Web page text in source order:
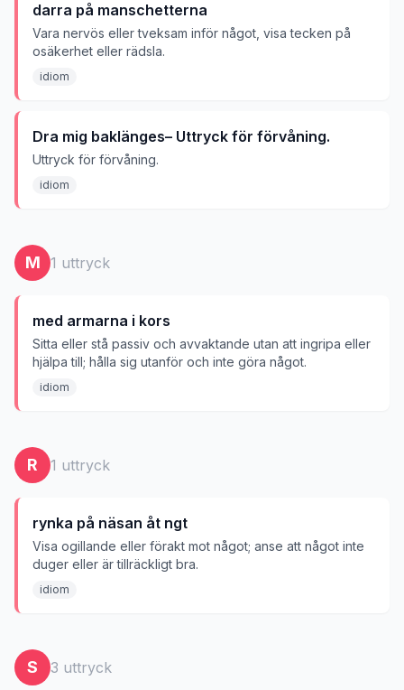
darra på manschetterna
Vara nervös eller tveksam inför något, visa tecken på
osäkerhet eller rädsla.
idiom
Dra mig baklänges– Uttryck för förvåning.
Uttryck för förvåning.
idiom
M 1 uttryck
med armarna i kors
Sitta eller stå passiv och avvaktande utan att ingripa eller
hjälpa till; hålla sig utanför och inte göra något.
idiom
R 1 uttryck
rynka på näsan åt ngt
Visa ogillande eller förakt mot något; anse att något inte
duger eller är tillräckligt bra.
idiom
S 3 uttryck